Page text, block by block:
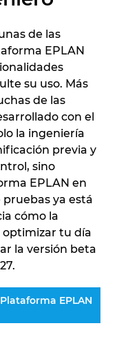
de las
EPLAN
su uso. Más
de las
con el
la ingeniería
previa y
sino
EPLAN en
pruebas ya está
cómo la
tu día
la versión beta
EPLAN